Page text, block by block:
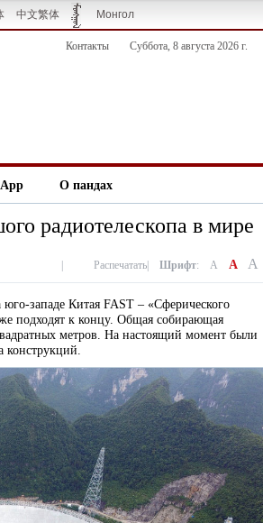
中文繁体 Монгол
Контакты Суббота, 8 августа 2026 г.
App О пандах
радиотелескопа в мире
Распечатать Шрифт: A A A
западе Китая FAST – «Сферического
подходят к концу. Общая собирающая
метров. На настоящий момент были
конструкций.